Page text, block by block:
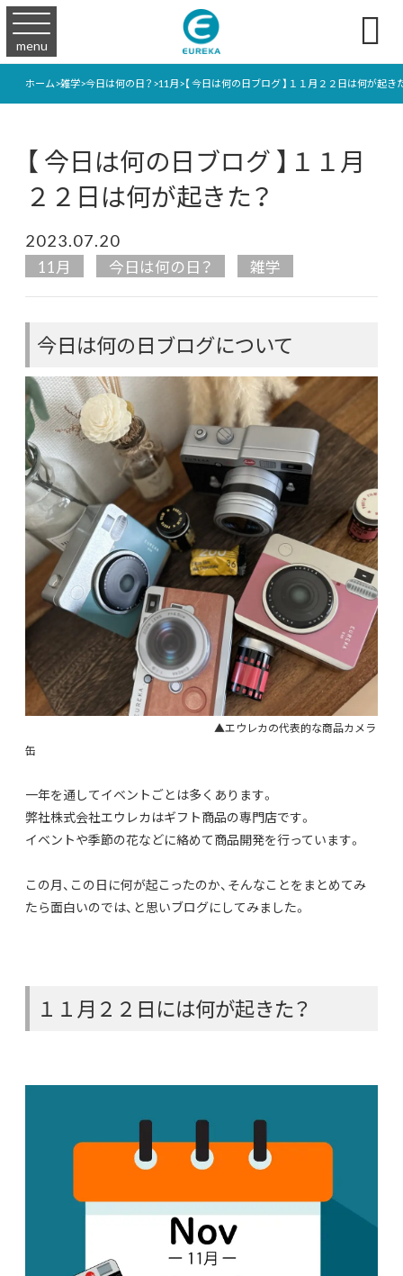
menu 
ホーム>雑学>今日は何の日？>11月>【 今日は何の日ブログ 】１１月２２日は何が起き
【 今日は何の日ブログ 】１１月
２２日は何が起きた？
2023.07.20
11月 今日は何の日？ 雑学
今日は何の日ブログについて
▲エウレカの代表的な商品カメラ
缶
一年を通してイベントごとは多くあります。
弊社株式会社エウレカはギフト商品の専門店です。
イベントや季節の花などに絡めて商品開発を行っています。
この月、この日に何が起こったのか、そんなことをまとめてみ
たら面白いのでは、と思いブログにしてみました。
１１月２２日には何が起きた？